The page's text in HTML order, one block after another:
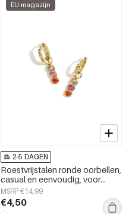
EU-magazijn
2-5 DAGEN
Roestvrijstalen ronde oorbellen,
casual en eenvoudig, voor
dagelijks gebruik,
damessieraden
MSRP €14,99
€4,50